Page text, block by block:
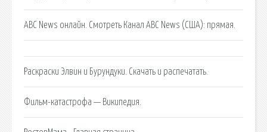
ABC News онлайн. Смотреть Канал ABC News (США): прямая.
Раскраски Элвин и Бурундуки. Скачать и распечатать.
Фильм-катастрофа — Википедия.